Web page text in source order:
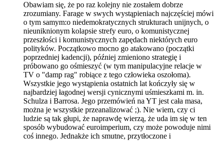
Obawiam się, że po raz kolejny nie zostałem dobrze
zrozumiany. Farage w swych wystąpieniach najczęściej mówi
o tym samym:o niedemokratycznych strukturach unijnych, o
nieuniknionym kolapsie strefy euro, o komunistycznej
przeszłości i komunistycznych zapędach niektórych euro
polityków. Początkowo mocno go atakowano (początki
poprzedniej kadencji), później zmieniono strategię i
próbowano go ośmieszyć (w tym manipulacyjne relacje w
TV o "damp rag" robiące z tego człowieka oszołoma).
Wszystkie jego wystąpienia ostatnich lat kończyły się w
najbardziej łagodnej wersji cynicznymi uśmieszkami m. in.
Schulza i Barrosa. Jego przemówień na YT jest cała masa,
można je wszystkie przeanalizować ;). Nie wiem, czy ci
ludzie są tak głupi, że naprawdę wierzą, że uda im się w ten
sposób wybudować euroimperium, czy może powoduje nimi
coś innego. Jednakże ich smutne, przytłoczone i